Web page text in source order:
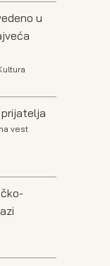
u
vest